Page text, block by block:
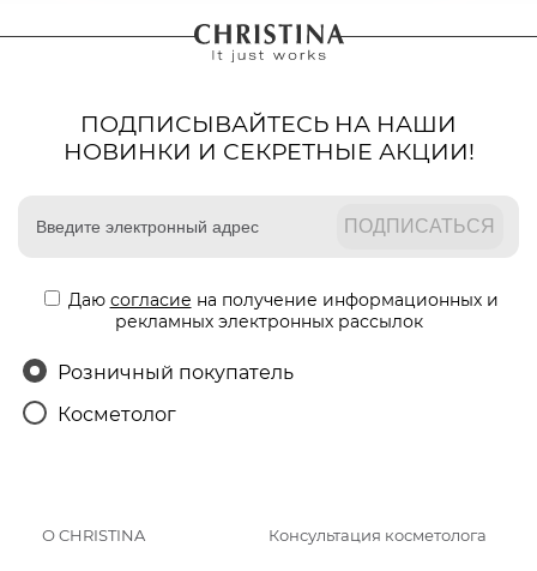
ПОДПИСЫВАЙТЕСЬ НА НАШИ
НОВИНКИ И СЕКРЕТНЫЕ АКЦИИ!
Даю согласие на получение информационных и
рекламных электронных рассылок
Розничный покупатель
Косметолог
О CHRISTINA Консультация косметолога